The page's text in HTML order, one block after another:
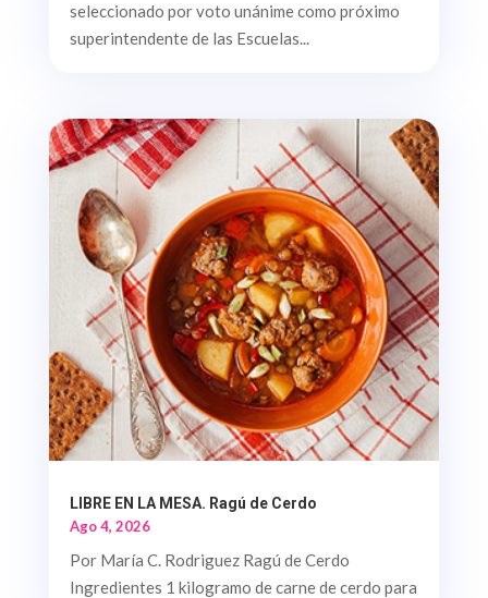
seleccionado por voto unánime como próximo
superintendente de las Escuelas...
LIBRE EN LA MESA. Ragú de Cerdo
Ago 4, 2026
Por María C. Rodriguez Ragú de Cerdo
Ingredientes 1 kilogramo de carne de cerdo para